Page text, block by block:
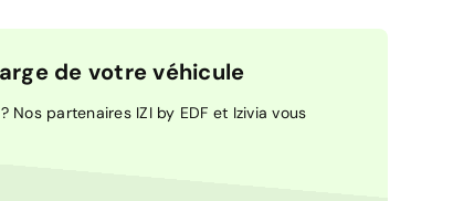
de votre véhicule
partenaires IZI by EDF et Izivia vous